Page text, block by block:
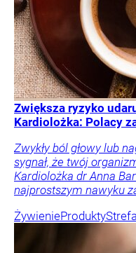
Zwiększa ryzyko
Kardiolożka: Polacy
Zwykły ból głowy lub
sygnał, że twój
Kardiolożka dr Anna
najprostszym nawyku
ŻywienieProdukty